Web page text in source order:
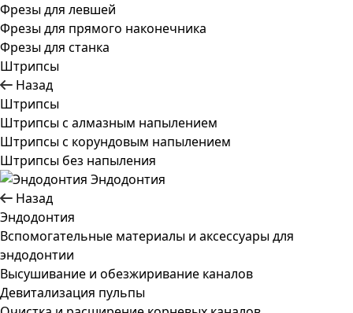
Фрезы для левшей
Фрезы для прямого наконечника
Фрезы для станка
Штрипсы
Назад
Штрипсы
Штрипсы c алмазным напылением
Штрипсы c корундовым напылением
Штрипсы без напыления
Эндодонтия
Назад
Эндодонтия
Вспомогательные материалы и аксессуары для
эндодонтии
Высушивание и обезжиривание каналов
Девитализация пульпы